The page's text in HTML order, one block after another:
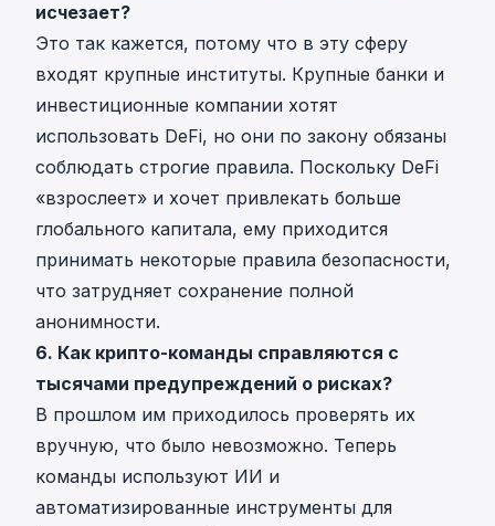
исчезает?
Это так кажется, потому что в эту сферу
входят крупные институты. Крупные банки и
инвестиционные компании хотят
использовать DeFi, но они по закону обязаны
соблюдать строгие правила. Поскольку DeFi
«взрослеет» и хочет привлекать больше
глобального капитала, ему приходится
принимать некоторые правила безопасности,
что затрудняет сохранение полной
анонимности.
6. Как крипто-команды справляются с
тысячами предупреждений о рисках?
В прошлом им приходилось проверять их
вручную, что было невозможно. Теперь
команды используют ИИ и
автоматизированные инструменты для